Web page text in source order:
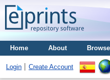
Home About Browse
Login Create Account